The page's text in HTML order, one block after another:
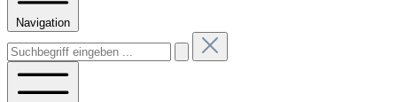
Navigation